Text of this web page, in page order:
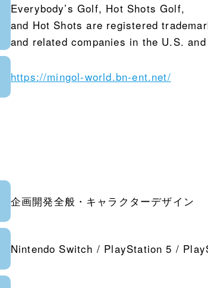
Everybody’s Golf, Hot Shots Golf,
and Hot Shots are registered
and related companies in the U.S.
https://mingol-world.bn-ent.net/
企画開発全般・キャラクターデザイン
Nintendo Switch / PlayStation 5 /